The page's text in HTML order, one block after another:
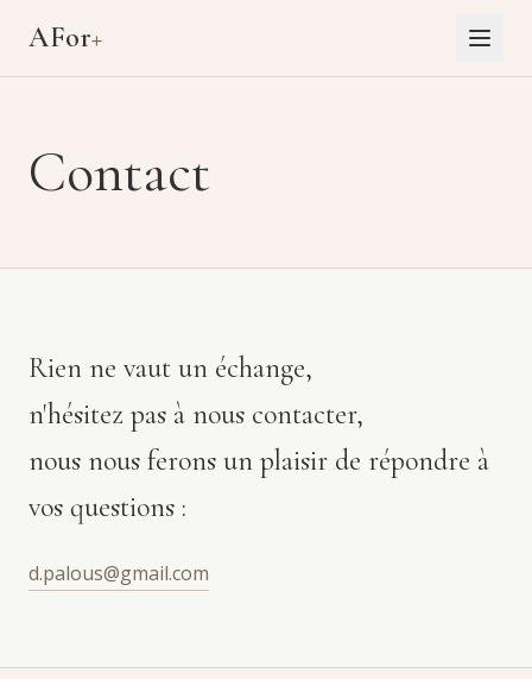
AFor+
Contact
Rien ne vaut un échange,
n'hésitez pas à nous contacter,
nous nous ferons un plaisir de répondre à
vos questions :
d.palous@gmail.com